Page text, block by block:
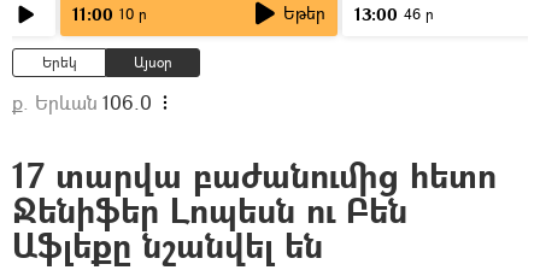
11:00 10 ր Եթեր 13:00 46 ր
Երեկ Այսօր
ք. Երևան 106.0
17 տարվա բաժանումից հետո
Ջենիֆեր Լոպեսն ու Բեն
Աֆլեքը նշանվել են